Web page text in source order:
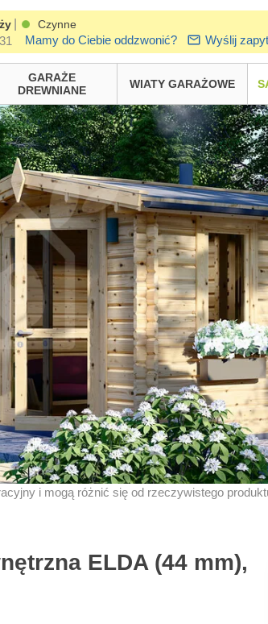
Czynne
Mamy do Ciebie oddzwonić? Wyślij
GARAŻE
DREWNIANE
WIATY GARAŻOWE
i mogą różnić się od rzeczywistego
ELDA (44 mm),